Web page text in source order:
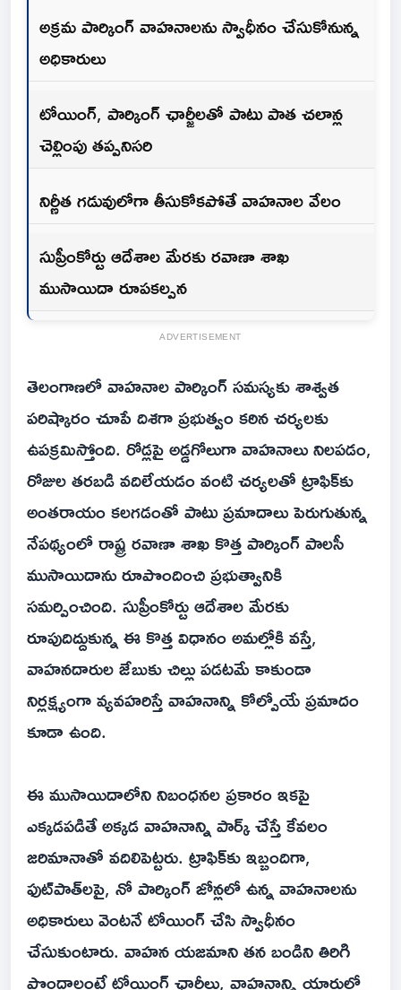
అక్రమ పార్కింగ్ వాహనాలను స్వాధీనం చేసుకోనున్న
అధికారులు
టోయింగ్, పార్కింగ్ ఛార్జీలతో పాటు పాత చలాన్ల
చెల్లింపు తప్పనిసరి
నిర్ణీత గడువులోగా తీసుకోకపోతే వాహనాల వేలం
సుప్రీంకోర్టు ఆదేశాల మేరకు రవాణా శాఖ
ముసాయిదా రూపకల్పన
ADVERTISEMENT
తెలంగాణలో వాహనాల పార్కింగ్ సమస్యకు శాశ్వత
పరిష్కారం చూపే దిశగా ప్రభుత్వం కఠిన చర్యలకు
ఉపక్రమిస్తోంది. రోడ్లపై అడ్డగోలుగా వాహనాలు నిలపడం,
రోజుల తరబడి వదిలేయడం వంటి చర్యలతో ట్రాఫిక్‌కు
అంతరాయం కలగడంతో పాటు ప్రమాదాలు పెరుగుతున్న
నేపథ్యంలో రాష్ట్ర రవాణా శాఖ కొత్త పార్కింగ్ పాలసీ
ముసాయిదాను రూపొందించి ప్రభుత్వానికి
సమర్పించింది. సుప్రీంకోర్టు ఆదేశాల మేరకు
రూపుదిద్దుకున్న ఈ కొత్త విధానం అమల్లోకి వస్తే,
వాహనదారుల జేబుకు చిల్లు పడటమే కాకుండా
నిర్లక్ష్యంగా వ్యవహరిస్తే వాహనాన్ని కోల్పోయే ప్రమాదం
కూడా ఉంది.
ఈ ముసాయిదాలోని నిబంధనల ప్రకారం ఇకపై
ఎక్కడపడితే అక్కడ వాహనాన్ని పార్క్ చేస్తే కేవలం
జరిమానాతో వదిలిపెట్టరు. ట్రాఫిక్‌కు ఇబ్బందిగా,
ఫుట్‌పాత్‌లపై, నో పార్కింగ్ జోన్లలో ఉన్న వాహనాలను
అధికారులు వెంటనే టోయింగ్ చేసి స్వాధీనం
చేసుకుంటారు. వాహన యజమాని తన బండిని తిరిగి
పొందాలంటే టోయింగ్ ఛార్జీలు, వాహనాన్ని యార్డులో